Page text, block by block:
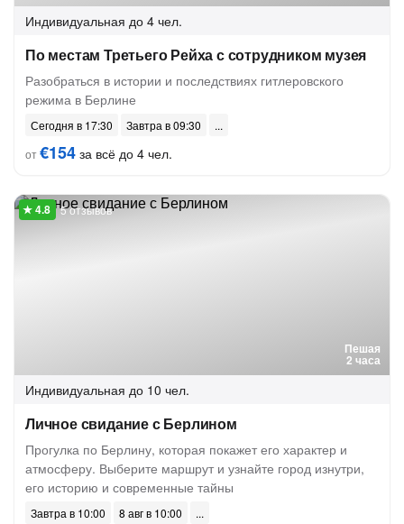
Индивидуальная до 4 чел.
По местам Третьего Рейха с сотрудником музея
Разобраться в истории и последствиях гитлеровского
режима в Берлине
Сегодня в 17:30
Завтра в 09:30
от€154 за всё до 4 чел.
Пешая
2 часа
5 отзывов
Индивидуальная до 10 чел.
Личное свидание с Берлином
Прогулка по Берлину, которая покажет его характер и
атмосферу. Выберите маршрут и узнайте город изнутри,
его историю и современные тайны
Завтра в 10:00 8 авг в 10:00